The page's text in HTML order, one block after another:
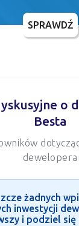
SPRAWDŹ
o
Besta
dewelopera
żadnych
inwestycji
i podziel się